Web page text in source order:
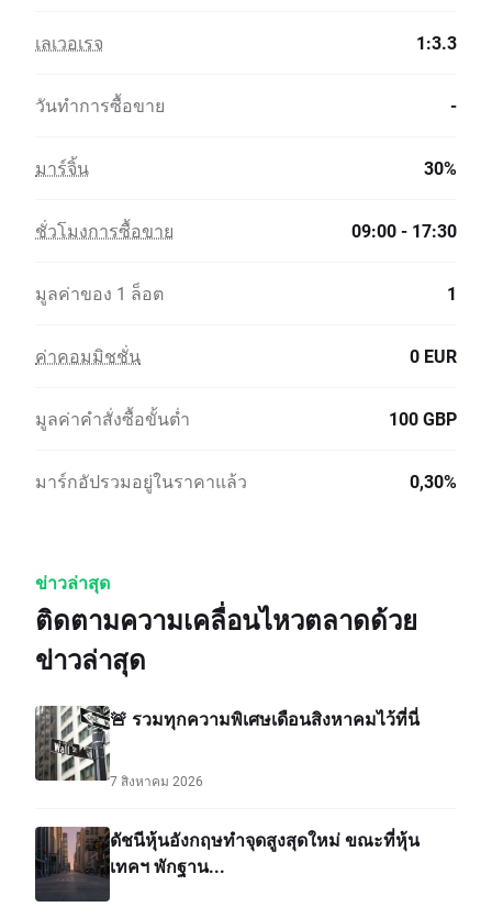
เลเวอเรจ 1:3.3
วันทำการซื้อขาย -
มาร์จิ้น 30%
ชั่วโมงการซื้อขาย 09:00 - 17:30
มูลค่าของ 1 ล็อต 1
ค่าคอมมิชชั่น 0 EUR
มูลค่าคำสั่งซื้อขั้นต่ำ 100 GBP
มาร์กอัปรวมอยู่ในราคาแล้ว 0,30%
ข่าวล่าสุด
ติดตามความเคลื่อนไหวตลาดด้วย
ข่าวล่าสุด
🚨 รวมทุกความพิเศษเดือนสิงหาคมไว้ที่นี่
7 สิงหาคม 2026
ดัชนีหุ้นอังกฤษทำจุดสูงสุดใหม่ ขณะที่หุ้น
เทคฯ พักฐาน...